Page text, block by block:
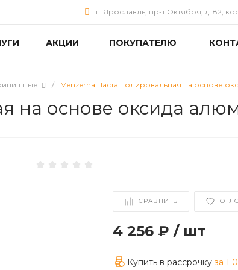
г. Ярославль, пр-т Октября, д. 82,
АКЦИИ ПОКУПАТЕЛЮ
/ Menzerna Паста полировальная на основе
на основе оксида
СРАВНИТЬ
4 256 ₽ / шт
Купить в рассрочку за 1